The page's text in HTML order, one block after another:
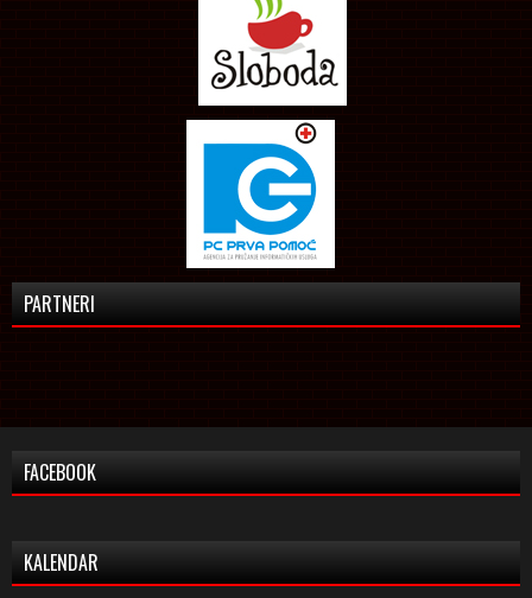
PARTNERI
FACEBOOK
KALENDAR